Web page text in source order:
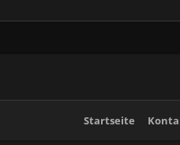
Startseite